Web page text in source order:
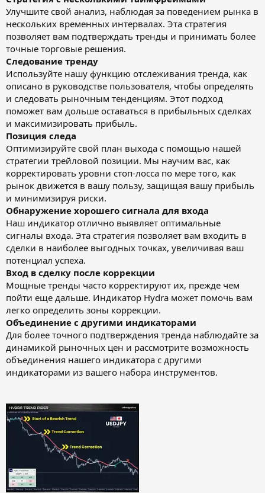
Улучшите свой анализ, наблюдая за поведением рынка в
нескольких временных интервалах. Эта стратегия
позволяет вам подтверждать тренды и принимать более
точные торговые решения.
Следование тренду
Используйте нашу функцию отслеживания тренда, как
описано в руководстве пользователя, чтобы определять
и следовать рыночным тенденциям. Этот подход
поможет вам дольше оставаться в прибыльных сделках
и максимизировать прибыль.
Позиция следа
Оптимизируйте свой план выхода с помощью нашей
стратегии трейловой позиции. Мы научим вас, как
корректировать уровни стоп-лосса по мере того, как
рынок движется в вашу пользу, защищая вашу прибыль
и минимизируя риски.
Обнаружение хорошего сигнала для входа
Наш индикатор отлично выявляет оптимальные
сигналы входа. Эта стратегия позволяет вам входить в
сделки в наиболее выгодных точках, увеличивая ваш
потенциал успеха.
Вход в сделку после коррекции
Мощные тренды часто корректируют их, прежде чем
пойти еще дальше. Индикатор Hydra может помочь вам
легко определить зоны коррекции.
Объединение с другими индикаторами
Для более точного подтверждения тренда наблюдайте за
динамикой рыночных цен и рассмотрите возможность
объединения нашего индикатора с другими
индикаторами из вашего набора инструментов.